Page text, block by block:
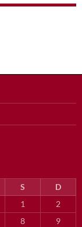
S
D
1
2
8 9